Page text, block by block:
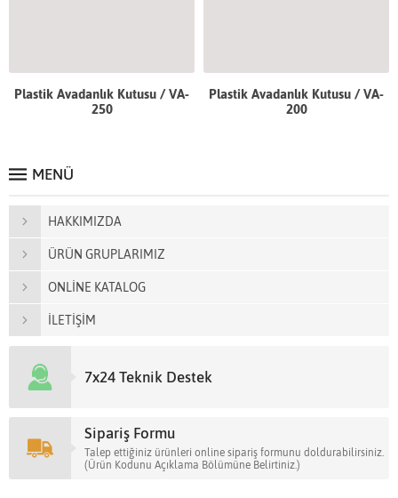
Plastik Avadanlık Kutusu / VA-
250
Plastik Avadanlık Kutusu / VA-
200
MENÜ
HAKKIMIZDA
ÜRÜN GRUPLARIMIZ
ONLİNE KATALOG
İLETİŞİM
7x24 Teknik Destek
Sipariş Formu
Talep ettiğiniz ürünleri online sipariş formunu doldurabilirsiniz.
(Ürün Kodunu Açıklama Bölümüne Belirtiniz.)